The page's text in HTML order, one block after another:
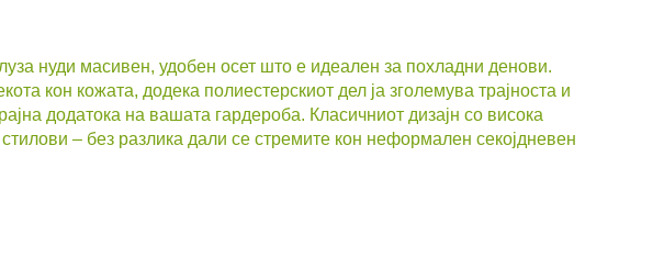
нуди масивен, удобен осет што е идеален за похладни денови.
кон кожата, додека полиестерскиот дел ја зголемува трајноста и
додатока на вашата гардероба. Класичниот дизајн со висока
– без разлика дали се стремите кон неформален секојдневен